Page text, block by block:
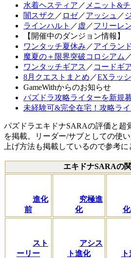
水着ヘスティア ／ メニット&
闇スザク ／ ロゼ／アッシュ ／
ラインハルト ／ 虚 ／フリーレ
【開催中のダンジョン情報】
ワンタッチ夏休み ／アイラン
魔夏の＋限界突破コロシアム ／
ワンタッチギアス ／ コードギ
8月クエストまとめ ／EXラッシ
GameWithからのお知らせ
パズドラ攻略ライターを新規
未経験可&完全在宅！攻略ライ
パズドラエキドナSARAの評価と超
を掲載。リーダー/サブとしての使
上げ方法も掲載しているので参考に
エキドナSARAの
進化
前
究極進
化
スト
ーリー
アシス
ト進化